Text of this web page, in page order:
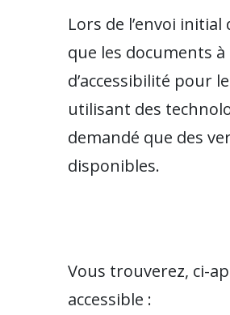
Lors de l’envoi
que les documents
d’accessibilité pour
utilisant des
demandé que des
disponibles.
Vous trouverez, ci-
accessible :